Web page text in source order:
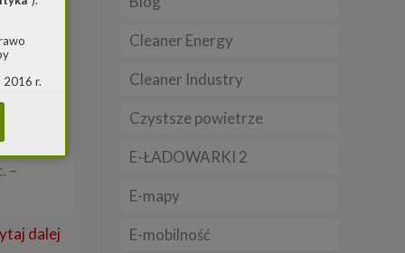
–
dalej
Cleaner Energy
Cleaner Industry
Czystsze powietrze
E-ŁADOWARKI 2
E-mapy
E-mobilność
2016 r.
jest
przy
w